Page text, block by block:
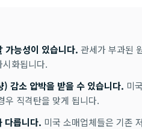
가능성이 있습니다. 관세가 부과된
화됩니다.
감소 압박을 받을 수 있습니다. 미
우 직격탄을 맞게 됩니다.
다릅니다. 미국 소매업체들은 기존